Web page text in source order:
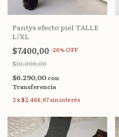
Pantys efecto piel TALLE
L/XL
$7.400,00-26%OFF
$10.000,00
$6.290,00 con
Transferencia
3x$2.466,67sin interés